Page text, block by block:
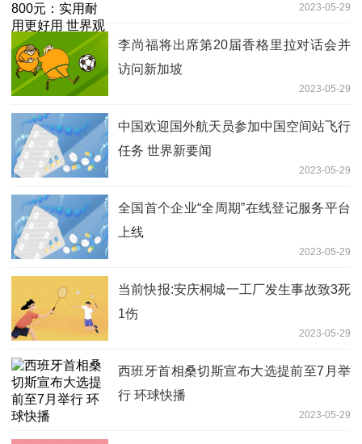
2023-05-29
李尚福将出席第20届香格里拉对话会并
访问新加坡
2023-05-29
中国欢迎国外航天员参加中国空间站飞行
任务 世界新要闻
2023-05-29
全国首个企业“全周期”在线登记服务平台
上线
2023-05-29
当前快报:安庆桐城一工厂发生事故致3死
1伤
2023-05-29
西班牙首相桑切斯宣布大选提前至7月举
行 环球快播
2023-05-29